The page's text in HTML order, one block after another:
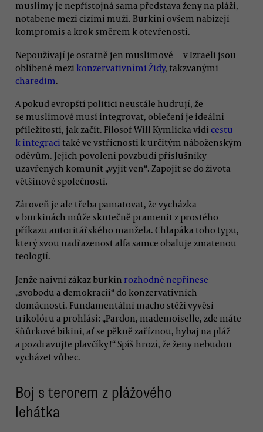
muslimy je nepřístojná sama představa ženy na pláži,
notabene mezi cizími muži. Burkini ovšem nabízejí
kompromis a krok směrem k otevřenosti.
Nepoužívají je ostatně jen muslimové — v Izraeli jsou
oblíbené mezi konzervativními Židy, takzvanými
charedim.
A pokud evropští politici neustále hudrují, že
se muslimové musí integrovat, oblečení je ideální
příležitostí, jak začít. Filosof Will Kymlicka vidí cestu
k integraci také ve vstřícnosti k určitým náboženským
oděvům. Jejich povolení povzbudí příslušníky
uzavřených komunit „vyjít ven“. Zapojit se do života
většinové společnosti.
Zároveň je ale třeba pamatovat, že vycházka
v burkinách může skutečně pramenit z prostého
příkazu autoritářského manžela. Chlapáka toho typu,
který svou nadřazenost alfa samce obaluje zmatenou
teologií.
Jenže naivní zákaz burkin rozhodně nepřinese
„svobodu a demokracii“ do konzervativních
domácností. Fundamentální macho stěží vyvěsí
trikolóru a prohlásí: „Pardon, mademoiselle, zde máte
šňůrkové bikini, ať se pěkně zaříznou, hybaj na pláž
a pozdravujte plavčíky!“ Spíš hrozí, že ženy nebudou
vycházet vůbec.
Boj s terorem z plážového
lehátka